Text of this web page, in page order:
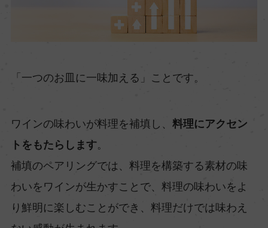
「一つのお皿に一味加える」ことです。
ワインの味わいが料理を補填し、 料理にアクセン
トをもたらします。
補填のペアリングでは、料理を構築する素材の味
わいをワインが生かすことで、料理の味わいをよ
り鮮明に楽しむことができ、料理だけでは味わえ